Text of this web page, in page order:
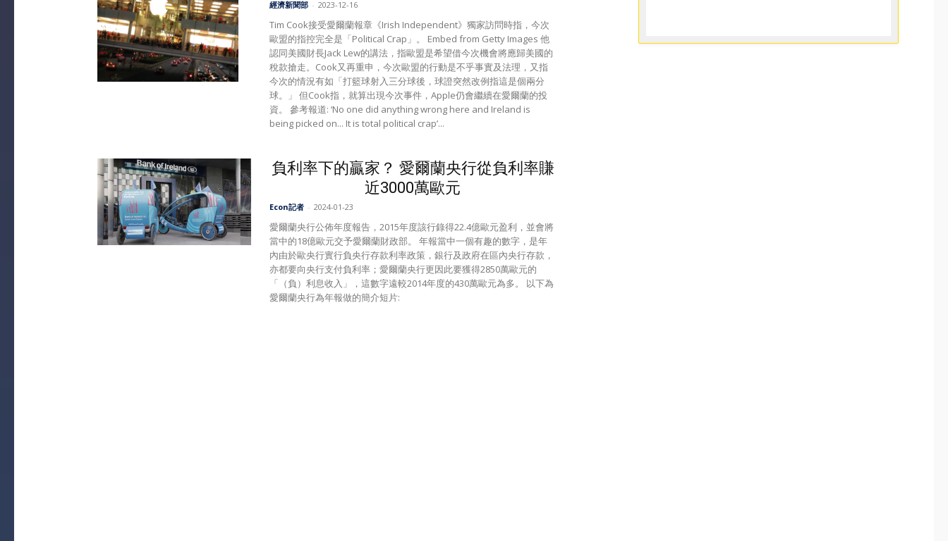
經濟新聞部 - 2023-12-16
Tim Cook接受愛爾蘭報章《Irish Independent》獨家訪問時指，今次
歐盟的指控完全是「Political Crap」。 Embed from Getty Images 他
認同美國財長Jack Lew的講法，指歐盟是希望借今次機會將應歸美國的
稅款搶走。Cook又再重申，今次歐盟的行動是不乎事實及法理，又指
今次的情況有如「打籃球射入三分球後，球證突然改例指這是個兩分
球。」 但Cook指，就算出現今次事件，Apple仍會繼續在愛爾蘭的投
資。 參考報道: ‘No one did anything wrong here and Ireland is
being picked on... It is total political crap’...
負利率下的贏家？ 愛爾蘭央行從負利率賺
近3000萬歐元
Econ記者 - 2024-01-23
愛爾蘭央行公佈年度報告，2015年度該行錄得22.4億歐元盈利，並會將
當中的18億歐元交予愛爾蘭財政部。 年報當中一個有趣的數字，是年
內由於歐央行實行負央行存款利率政策，銀行及政府在區內央行存款，
亦都要向央行支付負利率；愛爾蘭央行更因此要獲得2850萬歐元的
「（負）利息收入」，這數字遠較2014年度的430萬歐元為多。 以下為
愛爾蘭央行為年報做的簡介短片: